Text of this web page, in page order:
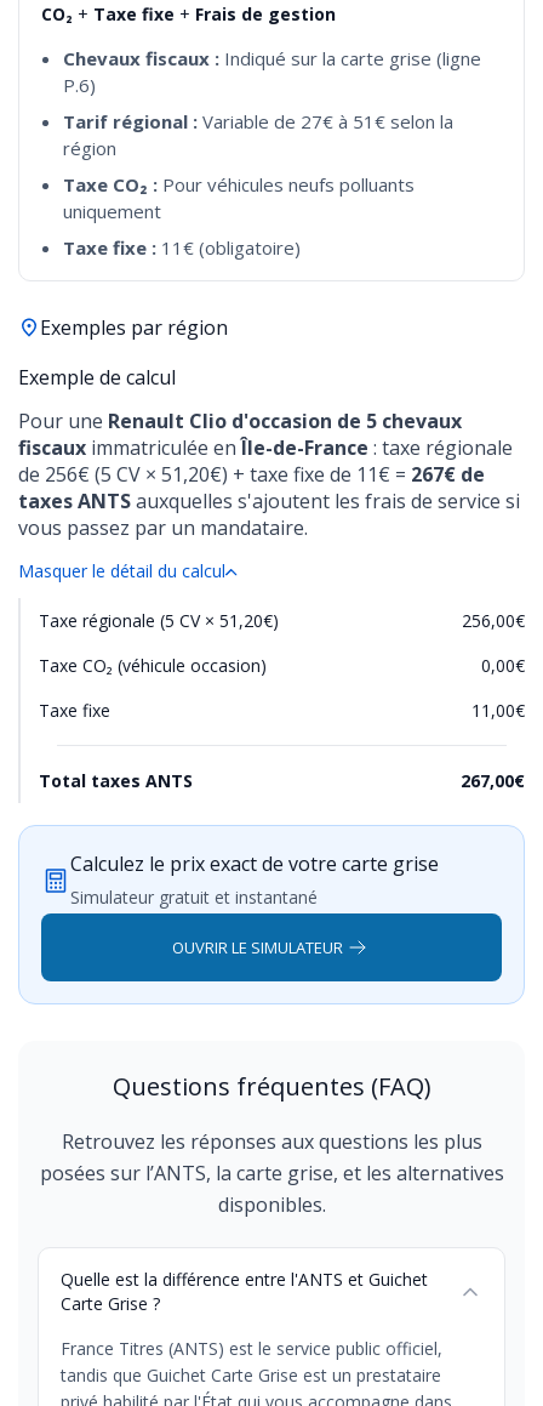
CO₂ + Taxe fixe + Frais de gestion
Chevaux fiscaux : Indiqué sur la carte grise (ligne
P.6)
Tarif régional : Variable de 27€ à 51€ selon la
région
Taxe CO₂ : Pour véhicules neufs polluants
uniquement
Taxe fixe : 11€ (obligatoire)
Exemples par région
Exemple de calcul
Pour une Renault Clio d'occasion de 5 chevaux
fiscaux immatriculée enÎle-de-France : taxe régionale
de 256€ (5 CV × 51,20€) + taxe fixe de 11€ = 267€ de
taxes ANTSauxquelles s'ajoutent les frais de service si
vous passez par un mandataire.
Masquer le détail du calcul
Taxe régionale (5 CV × 51,20€)
256,00€
Taxe CO₂ (véhicule occasion)
0,00€
Taxe fixe
11,00€
Total taxes ANTS 267,00€
Calculez le prix exact de votre carte grise
Simulateur gratuit et instantané
OUVRIR LE SIMULATEUR
Questions fréquentes (FAQ)
Retrouvez les réponses aux questions les plus
posées sur l’ANTS, la carte grise, et les alternatives
disponibles.
Quelle est la différence entre l'ANTS et Guichet
Carte Grise ?
France Titres (ANTS) est le service public officiel,
tandis que Guichet Carte Grise est un prestataire